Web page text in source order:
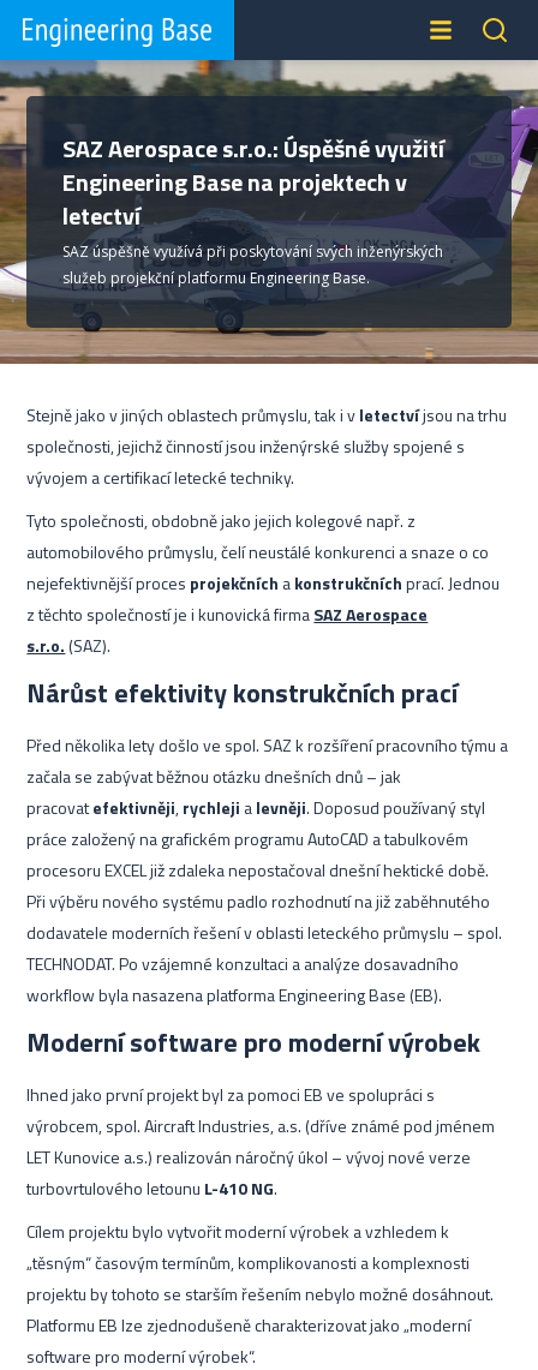
SAZ Aerospace s.r.o.: Úspěšné využití
Engineering Base na projektech v
letectví
SAZ úspěšně využívá při poskytování svých inženýrských
služeb projekční platformu Engineering Base.
Stejně jako v jiných oblastech průmyslu, tak i vletectvíjsou na trhu
společnosti, jejichž činností jsou inženýrské služby spojené s
vývojem a certifikací letecké techniky.
Tyto společnosti, obdobně jako jejich kolegové např. z
automobilového průmyslu, čelí neustálé konkurenci a snaze o co
nejefektivnější proces projekčních akonstrukčníchprací. Jednou
z těchto společností je i kunovická firmaSAZ Aerospace
s.r.o. (SAZ).
Nárůst efektivity konstrukčních prací
Před několika lety došlo ve spol. SAZ k rozšíření pracovního týmu a
začala se zabývat běžnou otázku dnešních dnů – jak
pracovatefektivněji,rychleji alevněji. Doposud používaný styl
práce založený na grafickém programu AutoCAD a tabulkovém
procesoru EXCEL již zdaleka nepostačoval dnešní hektické době.
Při výběru nového systému padlo rozhodnutí na již zaběhnutého
dodavatele moderních řešení v oblasti leteckého průmyslu – spol.
TECHNODAT. Po vzájemné konzultaci a analýze dosavadního
workflow byla nasazena platforma Engineering Base (EB).
Moderní software pro moderní výrobek
Ihned jako první projekt byl za pomoci EB ve spolupráci s
výrobcem, spol. Aircraft Industries, a.s. (dříve známé pod jménem
LET Kunovice a.s.) realizován náročný úkol – vývoj nové verze
turbovrtulového letounu L-410 NG.
Cílem projektu bylo vytvořit moderní výrobek a vzhledem k
„těsným“ časovým termínům, komplikovanosti a komplexnosti
projektu by tohoto se starším řešením nebylo možné dosáhnout.
Platformu EB lze zjednodušeně charakterizovat jako „moderní
software pro moderní výrobek“.